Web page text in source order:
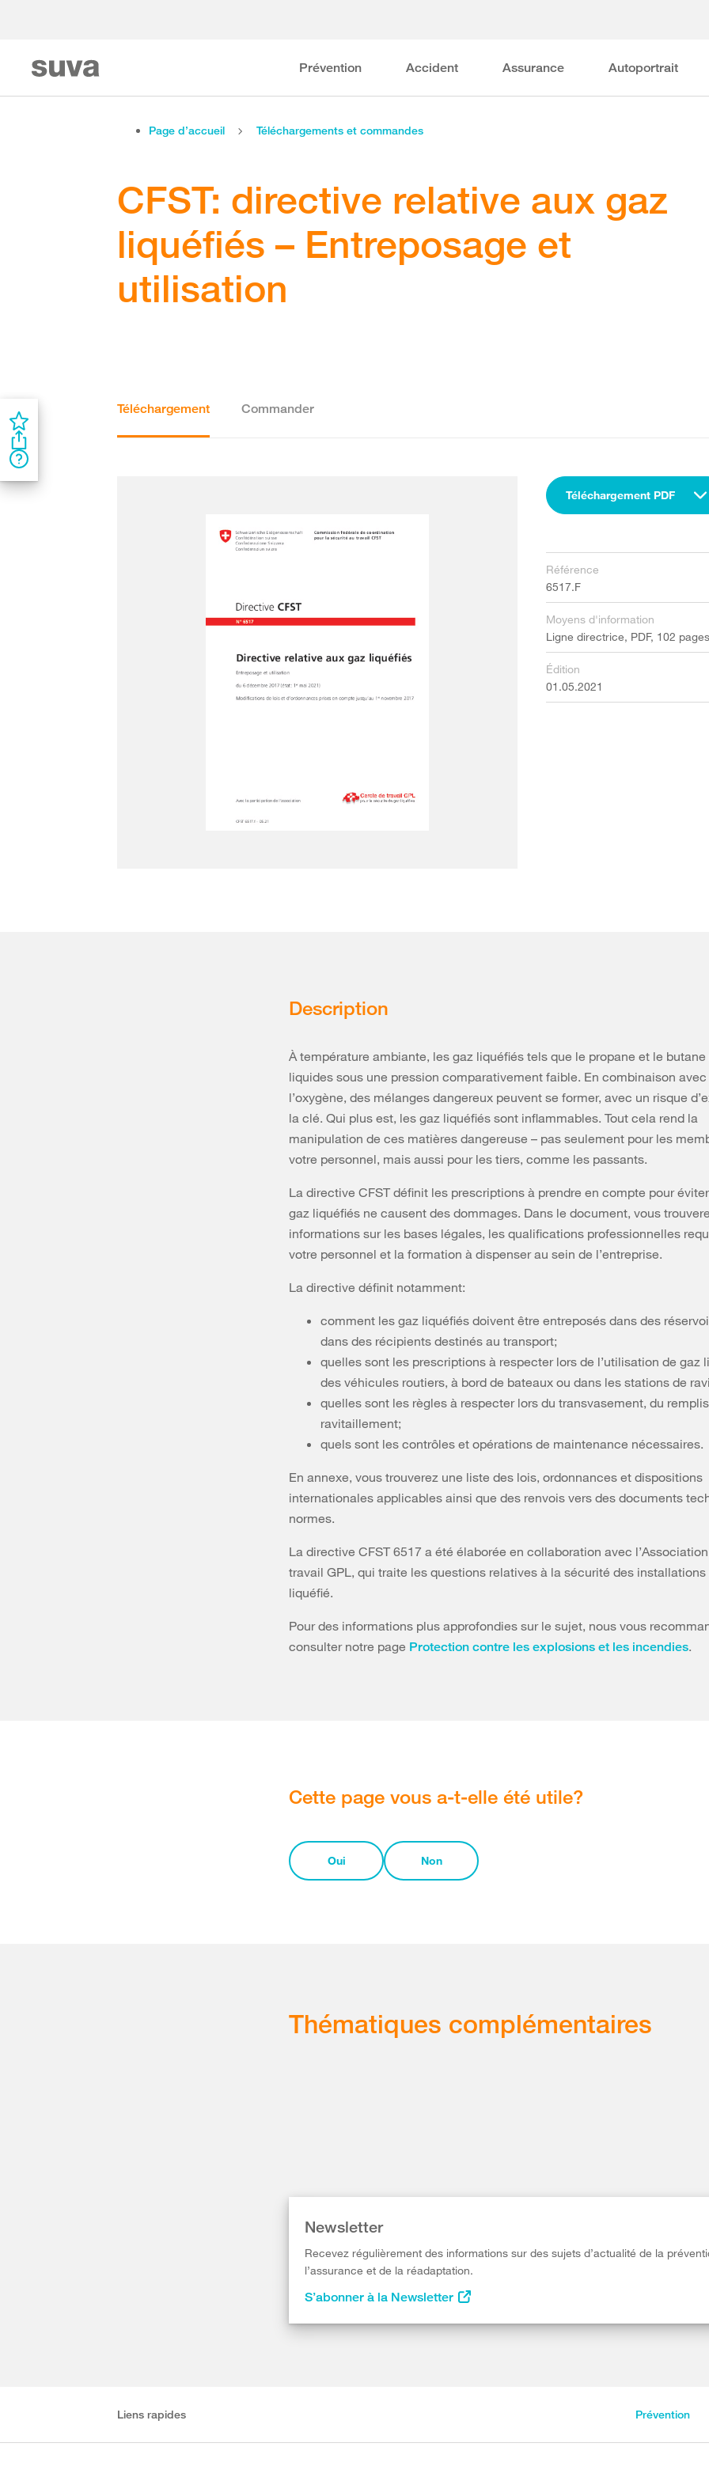
Prévention Accident Assurance Autoportrait
Page d’accueil Téléchargements et commandes
CFST: directive relative aux gaz
liquéfiés – Entreposage et
utilisation
Téléchargement Commander
Téléchargement PDF
Référence
6517.F
Moyens d'information
Ligne directrice, PDF, 102
Édition
01.05.2021
Description
À température ambiante, les gaz liquéfiés tels que le propane et le
liquides sous une pression comparativement faible. En combinaison avec
l’oxygène, des mélanges dangereux peuvent se former, avec un risque
la clé. Qui plus est, les gaz liquéfiés sont inflammables. Tout cela rend la
manipulation de ces matières dangereuse – pas seulement pour les
votre personnel, mais aussi pour les tiers, comme les passants.
La directive CFST définit les prescriptions à prendre en compte pour
gaz liquéfiés ne causent des dommages. Dans le document, vous
informations sur les bases légales, les qualifications professionnelles
votre personnel et la formation à dispenser au sein de l’entreprise.
La directive définit notamment:
comment les gaz liquéfiés doivent être entreposés dans des
dans des récipients destinés au transport;
quelles sont les prescriptions à respecter lors de l’utilisation de gaz
des véhicules routiers, à bord de bateaux ou dans les stations de
quelles sont les règles à respecter lors du transvasement, du
ravitaillement;
quels sont les contrôles et opérations de maintenance nécessaires.
En annexe, vous trouverez une liste des lois, ordonnances et dispositions
internationales applicables ainsi que des renvois vers des documents
normes.
La directive CFST 6517 a été élaborée en collaboration avec
travail GPL, qui traite les questions relatives à la sécurité des installations
liquéfié.
Pour des informations plus approfondies sur le sujet, nous vous
consulter notre page Protection contre les explosions et les incendies.
Cette page vous a-t-elle été utile?
Oui Non
Thématiques complémentaires
Newsletter
Recevez régulièrement des informations sur des sujets d’actualité de la
l’assurance et de la réadaptation.
S’abonner à la Newsletter
Liens rapides Prévention